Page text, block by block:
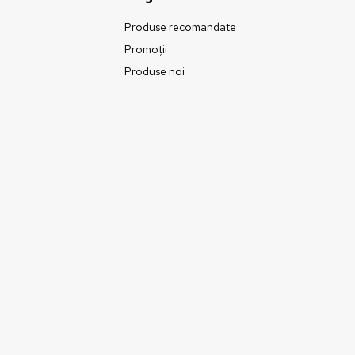
Produse recomandate
Promoții
Produse noi